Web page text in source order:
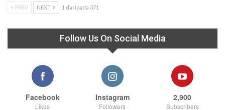
PREV NEXT 1 daripada 371
Follow Us On Social Media
Facebook
Likes
Instagram
Followers
2,900
Subscribers